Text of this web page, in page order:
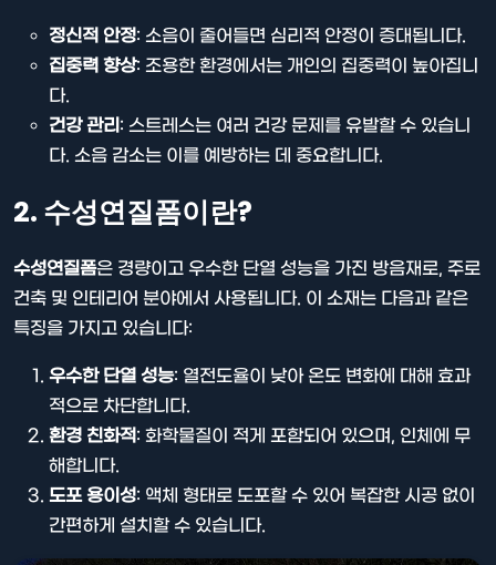
정신적 안정: 소음이 줄어들면 심리적 안정이 증대됩니다.
집중력 향상: 조용한 환경에서는 개인의 집중력이 높아집니
다.
건강 관리 : 스트레스는 여러 건강 문제를 유발할 수 있습니
다. 소음 감소는 이를 예방하는 데 중요합니다.
2. 수성연질폼이란?
수성연질폼은 경량이고 우수한 단열 성능을 가진 방음재로, 주로
건축 및 인테리어 분야에서 사용됩니다. 이 소재는 다음과 같은
특징을 가지고 있습니다:
우수한 단열 성능: 열전도율이 낮아 온도 변화에 대해 효과
적으로 차단합니다.
환경 친화적: 화학물질이 적게 포함되어 있으며, 인체에 무
해합니다.
도포 용이성: 액체 형태로 도포할 수 있어 복잡한 시공 없이
간편하게 설치할 수 있습니다.